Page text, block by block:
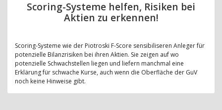
Scoring-Systeme helfen, Risiken bei
Aktien zu erkennen!
Scoring-Systeme wie der Piotroski F-Score sensibiliseren Anleger für
potenzielle Bilanzrisiken bei ihren Aktien. Sie zeigen auf wo
potenzielle Schwachstellen liegen und liefern manchmal eine
Erklärung für schwache Kurse, auch wenn die Oberfläche der GuV
noch keine Hinweise gibt.